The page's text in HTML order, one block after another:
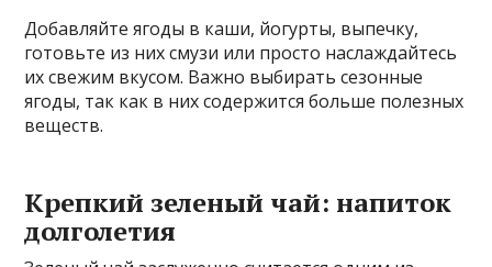
Добавляйте ягоды в каши, йогурты, выпечку,
готовьте из них смузи или просто наслаждайтесь
их свежим вкусом. Важно выбирать сезонные
ягоды, так как в них содержится больше полезных
веществ.
Крепкий зеленый чай: напиток
долголетия